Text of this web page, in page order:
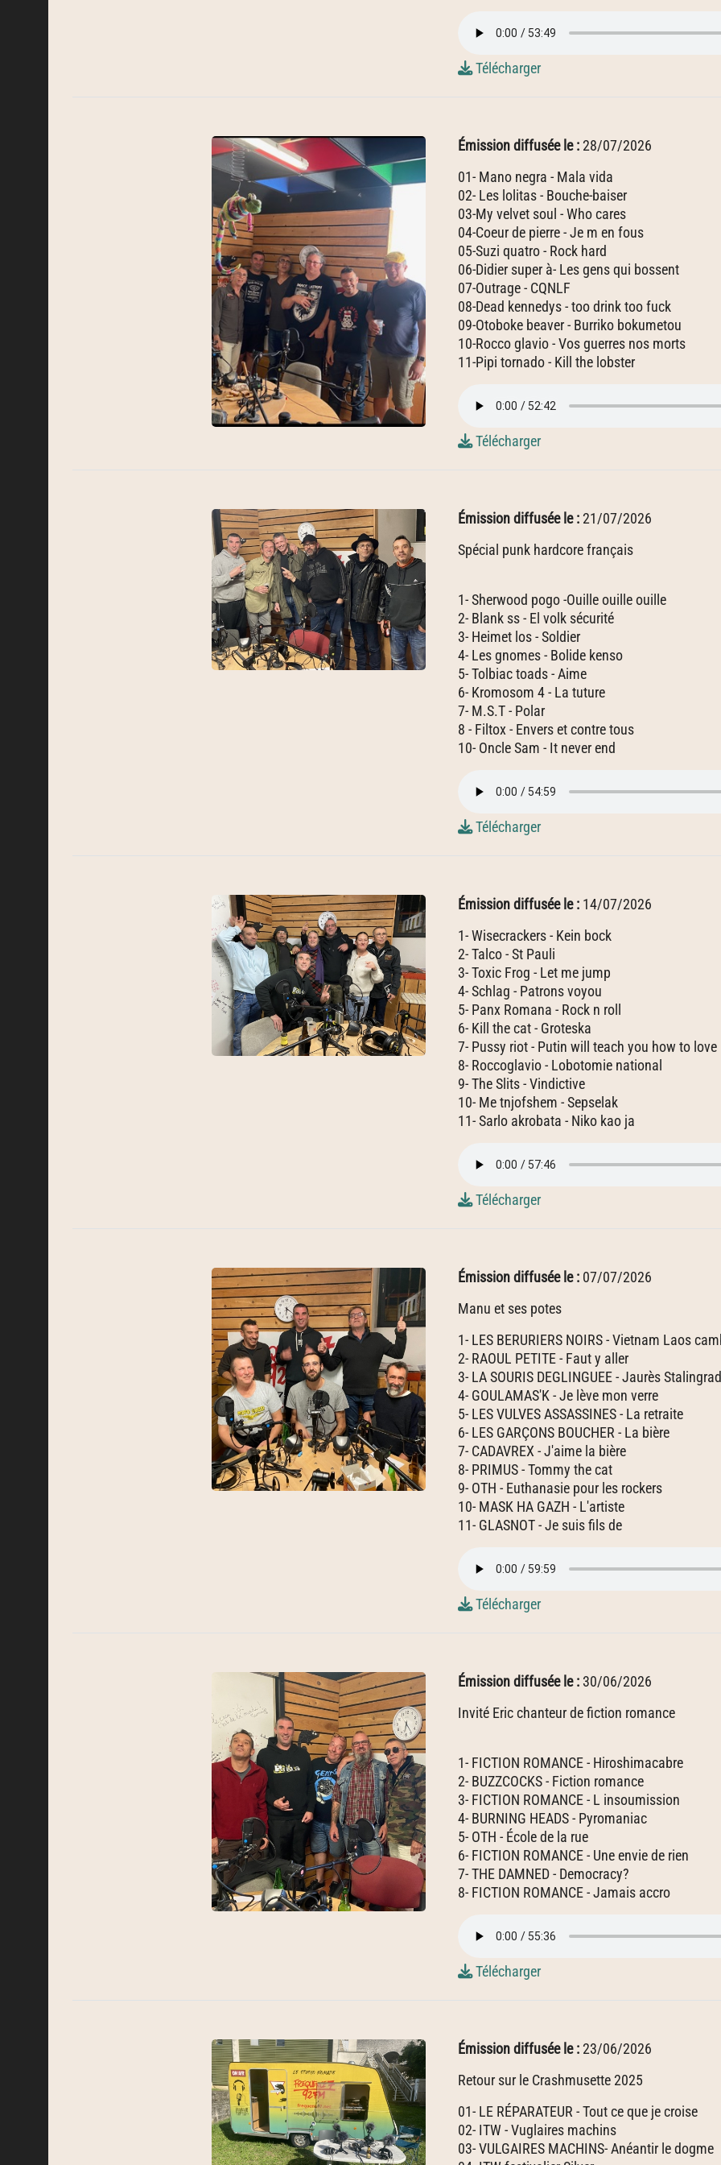
Télécharger
Émission diffusée le :28/07/2026
01- Mano negra - Mala vida
02- Les lolitas - Bouche-baiser
03-My velvet soul - Who cares
04-Coeur de pierre - Je m en fous
05-Suzi quatro - Rock hard
06-Didier super à- Les gens qui bossent
07-Outrage - CQNLF
08-Dead kennedys - too drink too fuck
09-Otoboke beaver - Burriko bokumetou
10-Rocco glavio - Vos guerres nos morts
11-Pipi tornado - Kill the lobster
Télécharger
Émission diffusée le :21/07/2026
Spécial punk hardcore français
1- Sherwood pogo -Ouille ouille ouille
2- Blank ss - El volk sécurité
3- Heimet los - Soldier
4- Les gnomes - Bolide kenso
5- Tolbiac toads - Aime
6- Kromosom 4 - La tuture
7- M.S.T - Polar
8 - Filtox - Envers et contre tous
10- Oncle Sam - It never end
Télécharger
Émission diffusée le : 14/07/2026
1- Wisecrackers - Kein bock
2- Talco - St Pauli
3- Toxic Frog - Let me jump
4- Schlag - Patrons voyou
5- Panx Romana - Rock n roll
6- Kill the cat - Groteska
7- Pussy riot - Putin will teach you how to love
8- Roccoglavio - Lobotomie national
9- The Slits - Vindictive
10- Me tnjofshem - Sepselak
11- Sarlo akrobata - Niko kao ja
Télécharger
Émission diffusée le : 07/07/2026
Manu et ses potes
1- LES BERURIERS NOIRS - Vietnam Laos
2- RAOUL PETITE - Faut y aller
3- LA SOURIS DEGLINGUEE - Jaurès Stalingrad
4- GOULAMAS'K - Je lève mon verre
5- LES VULVES ASSASSINES - La retraite
6- LES GARÇONS BOUCHER - La bière
7- CADAVREX - J'aime la bière
8- PRIMUS - Tommy the cat
9- OTH - Euthanasie pour les rockers
10- MASK HA GAZH - L'artiste
11- GLASNOT - Je suis fils de
Télécharger
Émission diffusée le : 30/06/2026
Invité Eric chanteur de fiction romance
1- FICTION ROMANCE - Hiroshimacabre
2- BUZZCOCKS - Fiction romance
3- FICTION ROMANCE - L insoumission
4- BURNING HEADS - Pyromaniac
5- OTH - École de la rue
6- FICTION ROMANCE - Une envie de rien
7- THE DAMNED - Democracy?
8- FICTION ROMANCE - Jamais accro
Télécharger
Émission diffusée le :23/06/2026
Retour sur le Crashmusette 2025
01- LE RÉPARATEUR - Tout ce que je croise
02- ITW - Vuglaires machins
03- VULGAIRES MACHINS- Anéantir le dogme